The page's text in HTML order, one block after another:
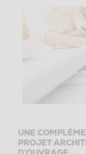
UNE
PROJET